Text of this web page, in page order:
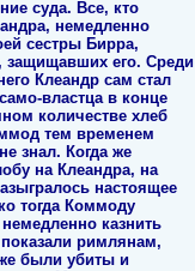
суда. Все, кто
немедленно
сестры Бирра,
защищавших его. Среди
Клеандр сам стал
властца в конце
количестве хлеб
тем временем
знал. Когда же
на Клеандра, на
настоящее
тогда Коммоду
казнить
римлянам,
же были убиты и